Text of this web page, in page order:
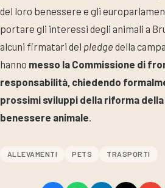
del loro benessere e gli
portare gli interessi degli animali a
alcuni firmatari del pledge della
hanno messo la Commissione di
responsabilità, chiedendo
prossimi sviluppi della riforma
benessere animale.
ALLEVAMENTI PETS TRASPORTI